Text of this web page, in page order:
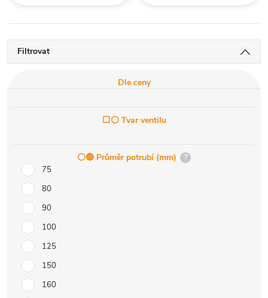
Filtrovat
Dle ceny
⬜⚪ Tvar ventilu
⚪️🔵 Průměr potrubí (mm) ?
75
80
90
100
125
150
160